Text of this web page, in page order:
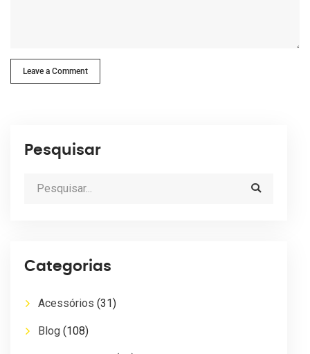
Leave a Comment
Pesquisar
Categorias
Acessórios (31)
Blog (108)